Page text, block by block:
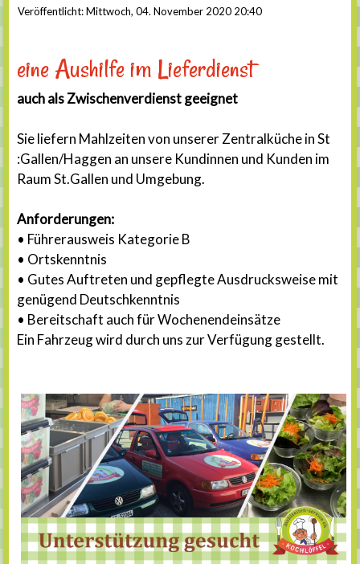
Veröffentlicht: Mittwoch, 04. November 2020 20:40
eine Aushilfe im Lieferdienst
auch als Zwischenverdienst geeignet
Sie liefern Mahlzeiten von unserer Zentralküche in St
:Gallen/Haggen an unsere Kundinnen und Kunden im
Raum St.Gallen und Umgebung.
Anforderungen:
• Führerausweis Kategorie B
• Ortskenntnis
• Gutes Auftreten und gepflegte Ausdrucksweise mit
genügend Deutschkenntnis
• Bereitschaft auch für Wochenendeinsätze
Ein Fahrzeug wird durch uns zur Verfügung gestellt.